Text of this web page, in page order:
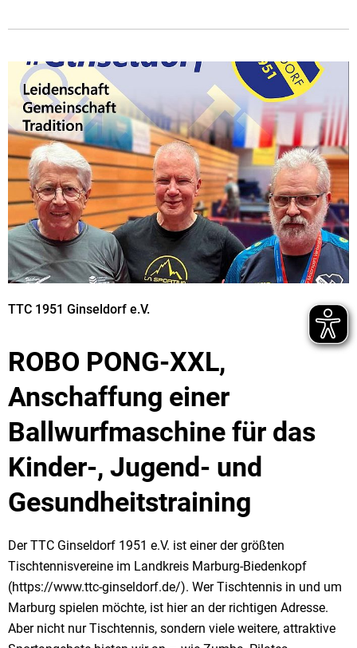
ROBO PONG-XXL,
Anschaffung einer
Ballwurfmaschine für das
Kinder-, Jugend- und
Gesundheitstraining
TTC 1951 Ginseldorf e.V.
Der TTC Ginseldorf 1951 e.V. ist einer der größten
Tischtennisvereine im Landkreis Marburg-Biedenkopf
(https://www.ttc-ginseldorf.de/). Wer Tischtennis in und um
Marburg spielen möchte, ist hier an der richtigen Adresse.
Aber nicht nur Tischtennis, sondern viele weitere, attraktive